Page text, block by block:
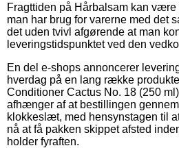
Fragttiden på Hårbalsam kan
man har brug for varerne med det
det uden tvivl afgørende at man
leveringstidspunktet ved den
En del e-shops annoncerer
hverdag på en lang række
Conditioner Cactus No. 18 (250
afhænger af at bestillingen
klokkeslæt, med hensynstagen til
nå at få pakken skippet afsted
holder fyraften.